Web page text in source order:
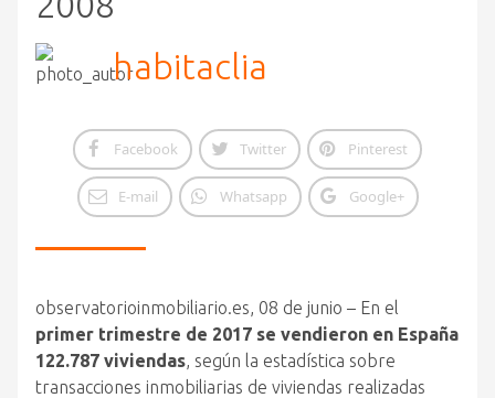
habitaclia
Facebook Twitter Pinterest
E-mail Whatsapp Google+
observatorioinmobiliario.es, 08 de junio – En el
primer trimestre de 2017 se vendieron en España
122.787 viviendas, según la estadística sobre
transacciones inmobiliarias de viviendas realizadas